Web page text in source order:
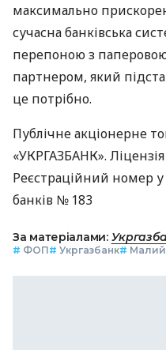
максимально
сучасна банківська
перепоною з
партнером, який
це потрібно.
Публічне акціонерне
«УКРГАЗБАНК».
Реєстраційний номер
банків № 183
За матеріалами:
# ФОП# Укргазбанк# Малий